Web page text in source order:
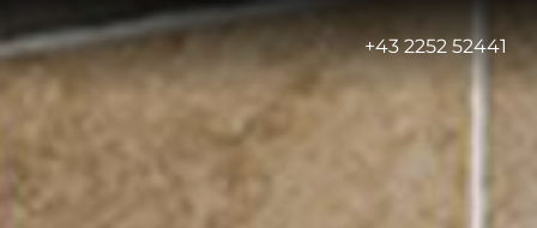
+43 2252 52441